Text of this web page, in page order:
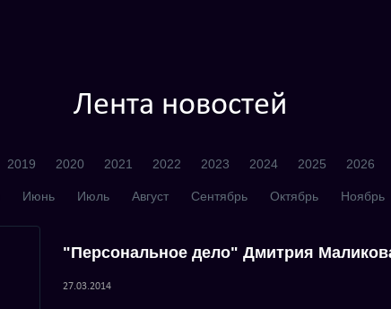
Лента новостей
2019 2020 2021 2022 2023 2024 2025 2026
Июнь Июль Август Сентябрь Октябрь Ноябрь
"Персональное дело" Дмитрия
27.03.2014